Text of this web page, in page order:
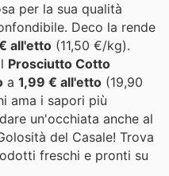
per la sua qualità
Deco la rende
all'etto (11,50 €/kg).
Prosciutto Cotto
a 1,99 € all'etto (19,90
ama i sapori più
un'occhiata anche al
del Casale! Trova
freschi e pronti su